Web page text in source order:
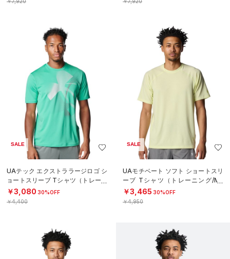
SALE
UAテック エクストララージロゴ シ
ョートスリーブ Tシャツ（トレーニ
ング/MEN）
￥3,080 30%OFF
￥4,400
SALE
UAモチベート ソフト ショートスリ
ーブ Tシャツ（トレーニング/ME
N）
￥3,465 30%OFF
￥4,950